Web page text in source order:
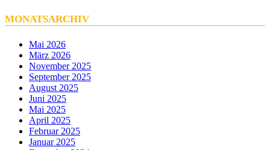
MONATSARCHIV
Mai 2026
März 2026
November 2025
September 2025
August 2025
Juni 2025
Mai 2025
April 2025
Februar 2025
Januar 2025